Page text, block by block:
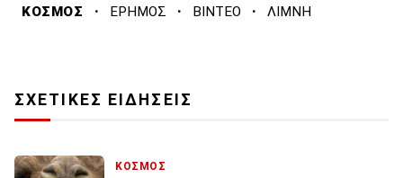
ΚΟΣΜΟΣ · ΕΡΗΜΟΣ · ΒΙΝΤΕΟ · ΛΙΜΝΗ
ΣΧΕΤΙΚΕΣ ΕΙΔΗΣΕΙΣ
ΚΟΣΜΟΣ